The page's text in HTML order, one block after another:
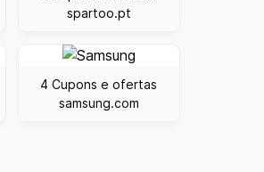
spartoo.pt
4 Cupons e ofertas
samsung.com